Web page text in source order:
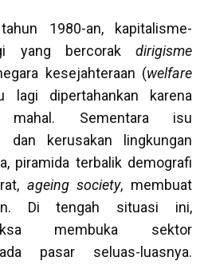
1980-an, kapitalisme-
yang bercorak dirigisme
kesejahteraan (welfare
lagi dipertahankan karena
mahal. Sementara isu
dan kerusakan lingkungan
piramida terbalik demografi
ageing society, membuat
Di tengah situasi ini,
membuka sektor
pasar seluas-luasnya.